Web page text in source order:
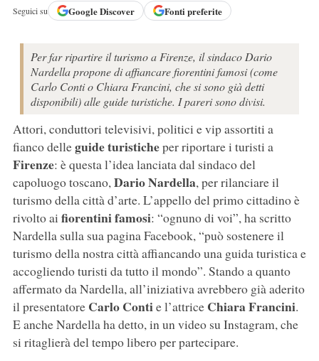
Seguici su GoogleDiscover Fonti preferite
Per far ripartire il turismo a Firenze, il sindaco Dario
Nardella propone di affiancare fiorentini famosi (come
Carlo Conti o Chiara Francini, che si sono già detti
disponibili) alle guide turistiche. I pareri sono divisi.
Attori, conduttori televisivi, politici e vip assortiti a
fianco delleguide turisticheper riportare i turisti a
Firenze: è questa l’idea lanciata dal sindaco del
capoluogo toscano,Dario Nardella, per rilanciare il
turismo della città d’arte. L’appello del primo cittadino è
rivolto ai fiorentini famosi: “ognuno di voi”, ha scritto
Nardella sulla sua pagina Facebook, “può sostenere il
turismo della nostra città affiancando una guida turistica e
accogliendo turisti da tutto il mondo”. Stando a quanto
affermato da Nardella, all’iniziativa avrebbero già aderito
il presentatore Carlo Contie l’attrice Chiara Francini.
E anche Nardella ha detto, in un video su Instagram, che
si ritaglierà del tempo libero per partecipare.